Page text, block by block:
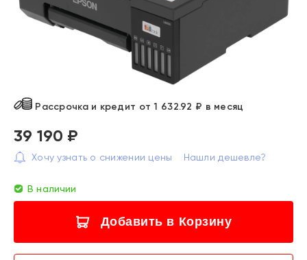
Рассрочка и кредит от 1 632.92 ₽ в месяц
39 190 ₽
Хочу узнать о снижении цены Нашли дешевле?
В наличии
Добавить в Корзину